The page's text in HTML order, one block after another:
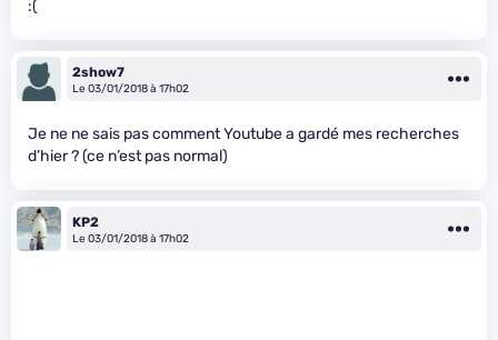
:(
2show7
Le 03/01/2018 à 17h02
Je ne ne sais pas comment Youtube a gardé mes recherches
d’hier ? (ce n’est pas normal)
KP2
Le 03/01/2018 à 17h02